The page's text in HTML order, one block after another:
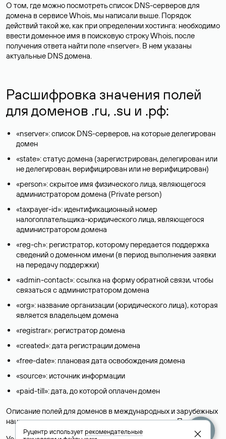
О том, где можно посмотреть список DNS-серверов для
домена в сервисе Whois, мы написали выше. Порядок
действий такой же, как при определении хостинга: необходимо
ввести доменное имя в поисковую строку Whois, после
получения ответа найти поле «nserver». В нем указаны
актуальные DNS домена.
Расшифровка значения полей
для доменов .ru, .su и .рф:
«nserver»: список DNS-серверов, на которые делегирован
домен
«state»: статус домена (зарегистрирован, делегирован или
не делегирован, верифицирован или не верифицирован)
«person»: скрытое имя физического лица, являющегося
администратором домена (Privatе person)
«taxpayer-id»: идентификационный номер
налогоплательщика-юридического лица, являющегося
администратором домена
«reg-ch»: регистратор, которому передается поддержка
сведений о доменном имени (в период выполнения заявки
на передачу поддержки)
«admin-contact»: ссылка на форму обратной связи, чтобы
связаться с администратором домена
«org»: название организации (юридического лица), которая
является владельцем домена
«registrar»: регистратор домена
«created»: дата регистрации домена
«free-date»: плановая дата освобождения домена
«source»: источник информации
«paid-till»: дата, до которой оплачен домен
Описание полей для доменов в международных и зарубежных
национальных доменах представлены в разделе «Помощь».
Руцентр используетрекомендательные